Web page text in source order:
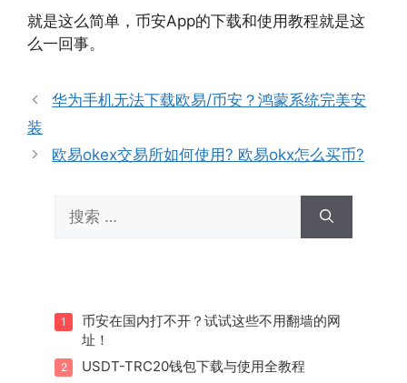
就是这么简单，币安App的下载和使用教程就是这
么一回事。
华为手机无法下载欧易/币安？鸿蒙系统完美安
装
欧易okex交易所如何使用? 欧易okx怎么买币?
索：
1
币安在国内打不开？试试这些不用翻墙的网
址！
2 USDT-TRC20钱包下载与使用全教程